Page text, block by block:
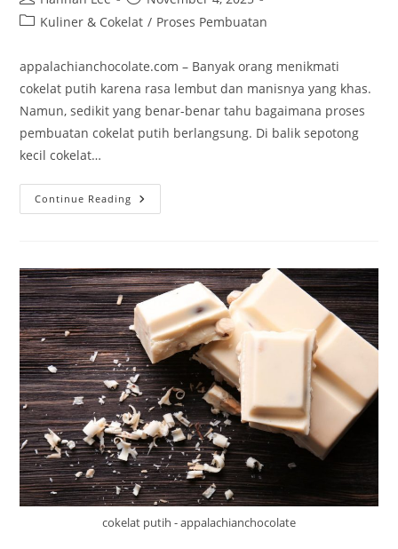
author:
published:
PostKuliner & Cokelat / Proses Pembuatan
appalachianchocolate.com – Banyak orang menikmati
cokelat putih karena rasa lembut dan manisnya yang khas.
Namun, sedikit yang benar-benar tahu bagaimana proses
pembuatan cokelat putih berlangsung. Di balik sepotong
kecil cokelat…
Continue Reading Proses
Pembuatan
Kakao
Hingga
Cokelat
cokelat putih - appalachianchocolate